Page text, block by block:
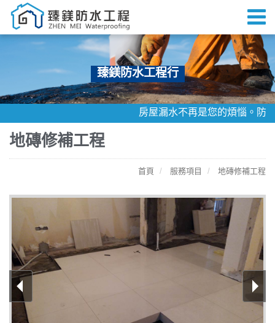
臻鎂防水工程行
房屋漏水不再是您的煩惱。防水
地磚修補工程
首頁 服務項目 地磚修補工程